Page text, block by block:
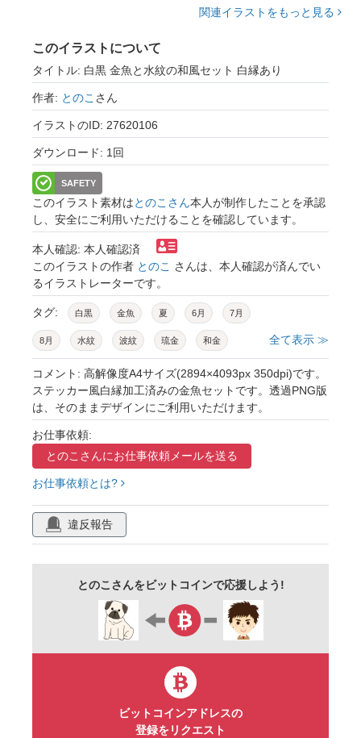
関連イラストをもっと見る
このイラストについて
タイトル: 白黒 金魚と水紋の和風セット 白縁あり
作者: とのこ さん
イラストのID: 27620106
ダウンロード: 1回
SAFETY
このイラスト素材はとのこさん本人が制作したことを承認
し、安全にご利用いただけることを確認しています。
本人確認: 本人確認済
このイラストの作者 とのこ さんは、本人確認が済んでい
るイラストレーターです。
タグ: 白黒 金魚 夏 6月 7月
8月 水紋 波紋 琉金 和金
出目金 赤 黒 更紗 和モダン
和風 漫画風 手描き 暑中見舞い
残暑見舞い 背景 透過png セット
詰め合わせ かわいい 挿絵 アイコン
パーツ 部品
ぬりえ プリント用 広報誌 白縁
フチあり ステッカー風
全て表示 ≫
コメント: 高解像度A4サイズ(2894×4093px 350dpi)です。
ステッカー風白縁加工済みの金魚セットです。透過PNG版
は、そのままデザインにご利用いただけます。
お仕事依頼:
とのこさんにお仕事依頼メールを送る
お仕事依頼とは?
違反報告
とのこさんをビットコインで応援しよう!
ビットコインアドレスの
登録をリクエスト